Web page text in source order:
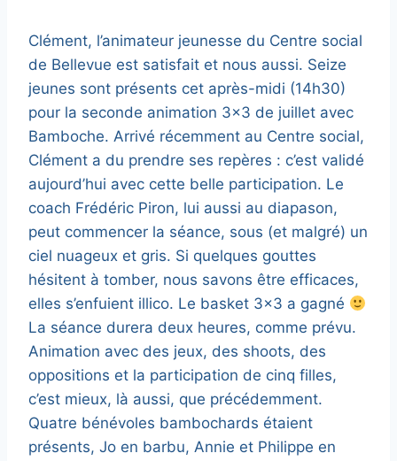
Clément, l’animateur jeunesse du Centre social
de Bellevue est satisfait et nous aussi. Seize
jeunes sont présents cet après-midi (14h30)
pour la seconde animation 3×3 de juillet avec
Bamboche. Arrivé récemment au Centre social,
Clément a du prendre ses repères : c’est validé
aujourd’hui avec cette belle participation. Le
coach Frédéric Piron, lui aussi au diapason,
peut commencer la séance, sous (et malgré) un
ciel nuageux et gris. Si quelques gouttes
hésitent à tomber, nous savons être efficaces,
elles s’enfuient illico. Le basket 3×3 a gagné
La séance durera deux heures, comme prévu.
Animation avec des jeux, des shoots, des
oppositions et la participation de cinq filles,
c’est mieux, là aussi, que précédemment.
Quatre bénévoles bambochards étaient
présents, Jo en barbu, Annie et Philippe en